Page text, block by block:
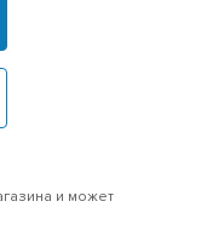
и может